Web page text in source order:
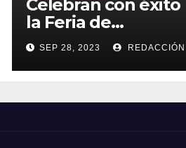
Celebran con éxito
la Feria de
Productos
Turísticos de
Guanajuato
SEP 28, 2023 REDACCIÓN